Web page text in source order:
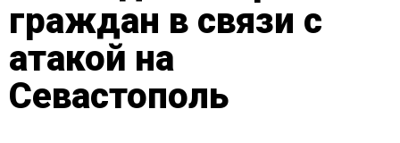
граждан в связи с
атакой на
Севастополь